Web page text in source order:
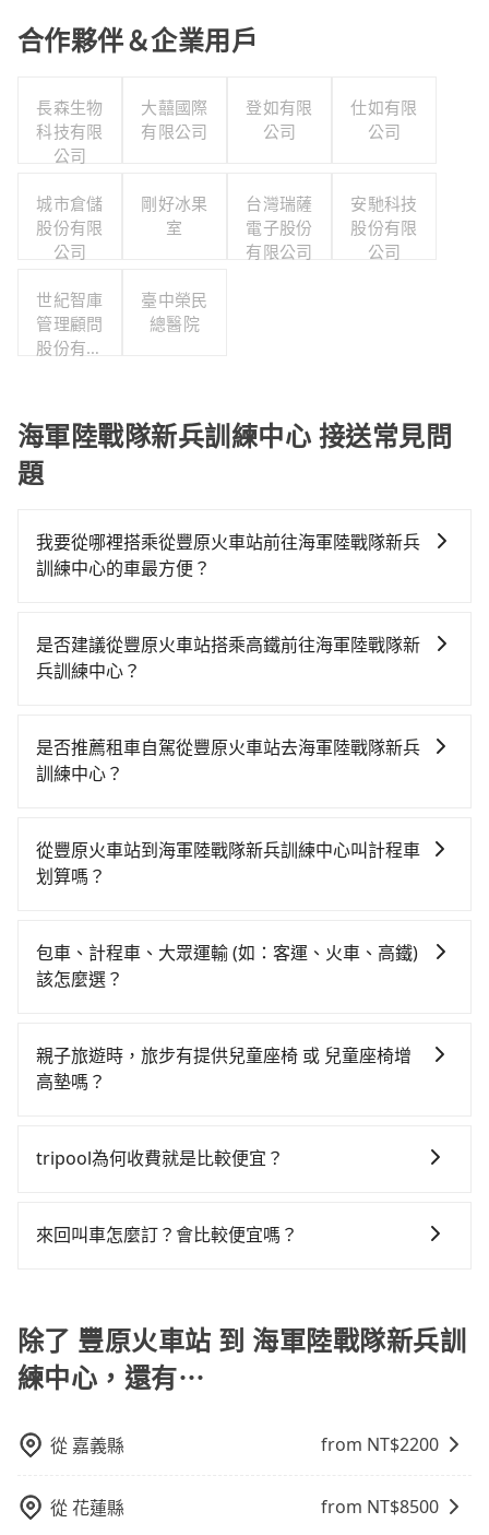
合作夥伴＆企業用戶
長森生物
科技有限
公司
大囍國際
有限公司
登如有限
公司
仕如有限
公司
城市倉儲
股份有限
公司
剛好冰果
室
台灣瑞薩
電子股份
有限公司
安馳科技
股份有限
公司
世紀智庫
管理顧問
股份有限
臺中榮民
總醫院
海軍陸戰隊新兵訓練中心 接送常見問
題
我要從哪裡搭乘從豐原火車站前往海軍陸戰隊新兵
訓練中心的車最方便？
落，只要有路能到、Google地圖上能標註、GPS上能找
得到，我們就保證發車。直接在官網上輸入住家地址、
是否建議從豐原火車站搭乘高鐵前往海軍陸戰隊新
兵訓練中心？
心，高鐵較貴、費時！從最早06:25一直到23:07，台中-
左營一天最多有89班次高鐵可搭乘。假設從豐原火車站
進站、現場購票並於月台排隊的時間約20分鐘，再乘坐
45~68分鐘（平均57分）的高鐵從台中站前往左營高鐵
抵達海軍陸戰隊新兵訓練中心 (屏東縣內埔鄉) 的目的
地。全程加上轉車時間共2小時49分鐘，假設4位同行，
或恣意繞路。但如果全程使用tripool並到府專車接送，
則每人平均花費約1,030元，費時2小時30分鐘。選擇搭
不馬上來預約tripool！如果你是三人以下要乘車，也可
是否推薦租車自駕從豐原火車站去海軍陸戰隊新兵
訓練中心？
時不需要閉目養神（因為要自己開車），最重要的是你
當天就要來回，那在台中路邊可隨租隨借的iRent應該是
火車站到海軍陸戰隊新兵訓練中心的花費預估為
$2,850~3,450（金額差異來自於平假日、車款差異、抵
能的罰單都需自付。再者，和運的iRent只提供最基本的
車型，如Toyota Yaris、Prius C、Vios這類乘坐體驗較
況，打開車門才發現仍有上一組乘客遺留的垃圾或者撞
用戶卻遲遲尚未歸還，又或者要還車時卻偏偏找不到停
上下車地點仍有段距離，在遇到下雨天或者載行李時，
就顯得非常不便。
從豐原火車站到海軍陸戰隊新兵訓練中心叫計程車
划算嗎？
灣大車隊、Uber、Line Taxi、Yoxi等，如果在路邊攔不
到車，也可考慮打電話至豐原火車站附近的計程車隊，
如改預約tripool可省高達$2,800。但如果要考慮到回
程，屏東縣僅有合法計程車約370輛，數量約為台中市的
27%會採現場議價，建議最好先上網預約，以免當場被
選擇。
包車、計程車、大眾運輸 (如：客運、火車、高鐵)
該怎麼選？
擇： 預算：不同交通工具價格不同，可先確定您的預
算。計程車最貴，而大眾運輸通常較便宜。 行程：需多
車。 旅行人數：人數多時包車較方便舒適且每個人攤提
車，不趕時間即可選用大眾運輸。 便利性：需要便利性
親子旅遊時，旅步有提供兒童座椅 或 兒童座椅增
高墊嗎？
童座椅。每趟每個租金 NT$300。您可以在預定服務時
tripool為何收費就是比較便宜？
一次使用tripool的會擔心價格比市價便宜不少，是不是
機也絕對不會在車內吸煙，於新冠肺炎期間也絕對全程
配戴口罩。tripool之所以能將價格壓在市價7~8折的主
因來自於自行研發的AI車輛調度演算法，能有效降低空
在成本的控制，更是在傳統旺季（年假、端午、中秋、
用到不熟悉的司機或者轉單給其他車行的情況比同行更
低，如此便反應在服務品質的控管會更佳。但tripool網
來回叫車怎麼訂？會比較便宜嗎？
定。至於價格已經市場最優惠，並無特別針對來回車趟
做額外折扣，但如果手上有優惠代碼，歡迎直接使用，
不限單程或來回。
除了 豐原火車站 到 海軍陸戰隊新兵訓
練中心，還有⋯
從 嘉義縣 from NT$2200
從花蓮縣 from NT$8500